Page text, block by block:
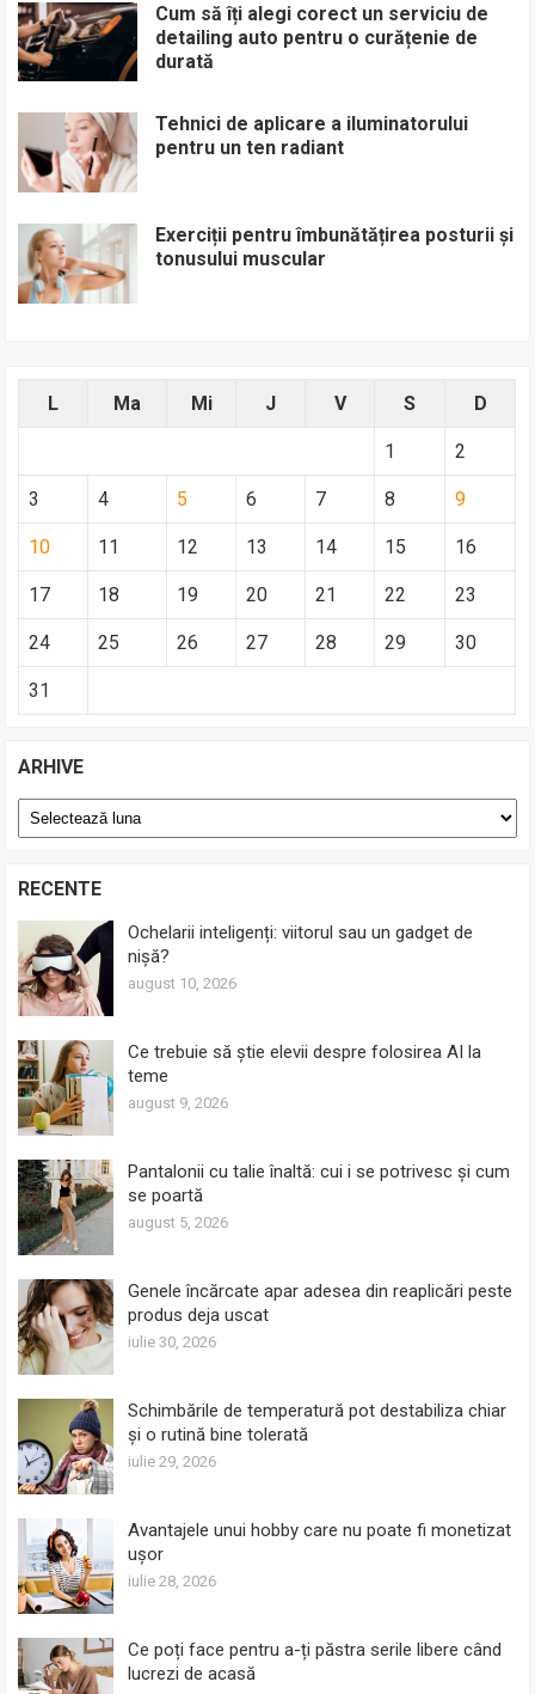
Cum să îți alegi corect un serviciu de
detailing auto pentru o curățenie de
durată
Tehnici de aplicare a iluminatorului
pentru un ten radiant
Exerciții pentru îmbunătățirea posturii și
tonusului muscular
L Ma Mi J V S D
1 2
3 4 5 6 7 8 9
10 11 12 13 14 15 16
17 18 19 20 21 22 23
24 25 26 27 28 29 30
31
ARHIVE
Arhive
RECENTE
Ochelarii inteligenți: viitorul sau un gadget de
nișă?
august 10, 2026
Ce trebuie să știe elevii despre folosirea AI la
teme
august 9, 2026
Pantalonii cu talie înaltă: cui i se potrivesc și cum
se poartă
august 5, 2026
Genele încărcate apar adesea din reaplicări peste
produs deja uscat
iulie 30, 2026
Schimbările de temperatură pot destabiliza chiar
și o rutină bine tolerată
iulie 29, 2026
Avantajele unui hobby care nu poate fi monetizat
ușor
iulie 28, 2026
Ce poți face pentru a-ți păstra serile libere când
lucrezi de acasă